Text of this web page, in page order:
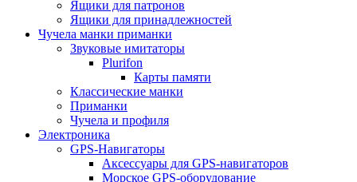
Ящики для патронов
Ящики для принадлежностей
Чучела манки приманки
Звуковые имитаторы
Plurifon
Карты памяти
Классические манки
Приманки
Чучела и профиля
Электроника
GPS-Навигаторы
Аксессуары для GPS-навигаторов
Морское GPS-оборудование